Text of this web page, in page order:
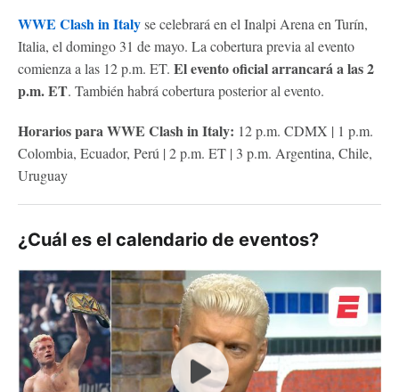
WWE Clash in Italyse celebrará en el Inalpi Arena en Turín,
Italia, el domingo 31 de mayo. La cobertura previa al evento
comienza a las 12 p.m. ET. El evento oficial arrancará a las 2
p.m. ET. También habrá cobertura posterior al evento.
Horarios para WWE Clash in Italy: 12 p.m. CDMX | 1 p.m.
Colombia, Ecuador, Perú | 2 p.m. ET | 3 p.m. Argentina, Chile,
Uruguay
¿Cuál es el calendario de eventos?